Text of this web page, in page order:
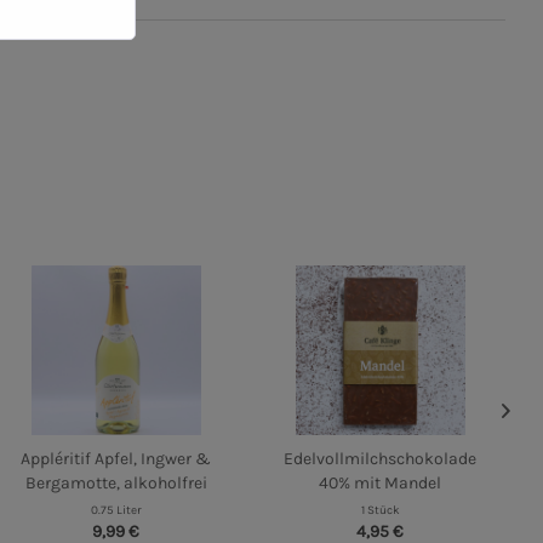
Appléritif Apfel, Ingwer &
Bergamotte, alkoholfrei
0.75 Liter
9,99 €
Edelvollmilchschokolade
40% mit Mandel
1 Stück
4,95 €